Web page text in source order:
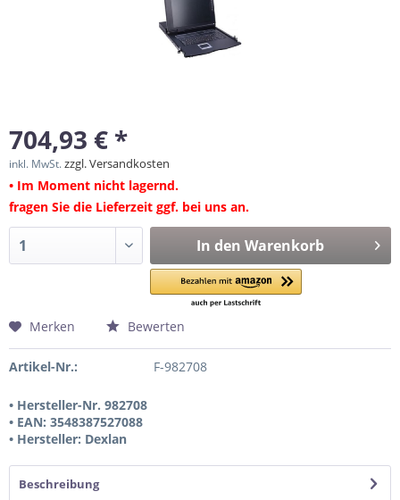
704,93 € *
inkl. MwSt.zzgl. Versandkosten
• Im Moment nicht lagernd.
fragen Sie die Lieferzeit ggf. bei uns an.
In den Warenkorb
Merken Bewerten
Artikel-Nr.: F-982708
• Hersteller-Nr. 982708
• EAN: 3548387527088
• Hersteller: Dexlan
Beschreibung